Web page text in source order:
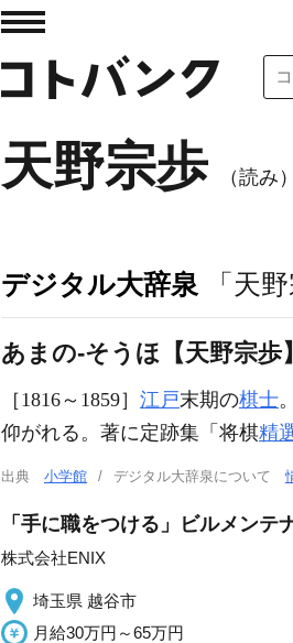
天野宗歩 （読み
デジタル大辞泉 「天
あまの‐そうほ【天野宗歩】
［1816～1859］ 江戸末期の棋士
仰がれる。著に定跡集「将棋精
出典 小学館 デジタル大辞泉について
「手に職をつける」ビルメン
株式会社ENIX
埼玉県 越谷市
月給30万円～65万円